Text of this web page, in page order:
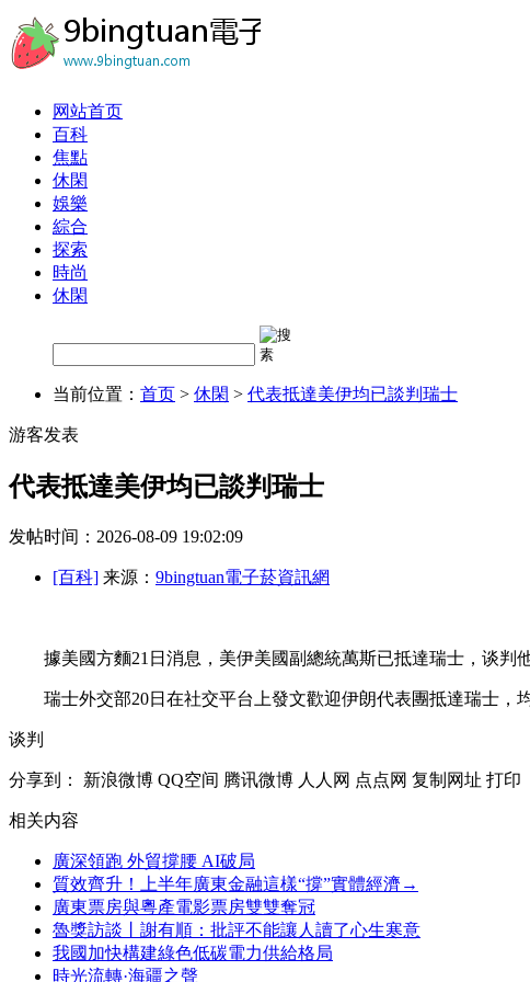
网站首页
百科
焦點
休閑
娛樂
綜合
探索
時尚
休閑
当前位置： 首页 > 休閑 > 代表抵達美伊均已談判瑞士
游客发表
代表抵達美伊均已談判瑞士
发帖时间：2026-08-09 19:02:09
[百科] 来源： 9bingtuan電子菸資訊網
據美國方麵21日消息，美伊美國副總統萬斯已抵達瑞士，谈判
瑞士外交部20日在社交平台上發文歡迎伊朗代表團抵達瑞士，
谈判
分享到： 新浪微博 QQ空间 腾讯微博 人人网 点点网 复制网址 打印
相关内容
廣深領跑 外貿撐腰 AI破局
質效齊升！上半年廣東金融這樣“撐”實體經濟→
廣東票房與粵產電影票房雙雙奪冠
魯獎訪談丨謝有順：批評不能讓人讀了心生寒意
我國加快構建綠色低碳電力供給格局
時光流轉·海疆之聲